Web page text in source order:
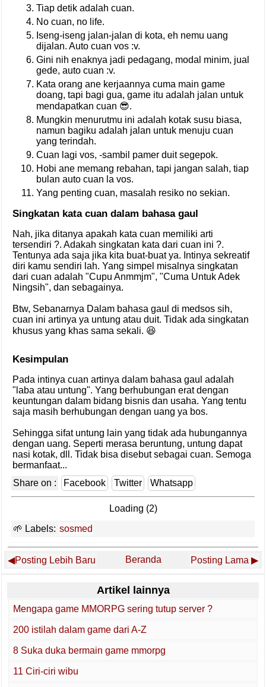
Tiap detik adalah cuan.
No cuan, no life.
Iseng-iseng jalan-jalan di kota, eh nemu uang
dijalan. Auto cuan vos :v.
Gini nih enaknya jadi pedagang, modal minim, jual
gede, auto cuan :v.
Kata orang ane kerjaannya cuma main game
doang, tapi bagi gua, game itu adalah jalan untuk
mendapatkan cuan 😎.
Mungkin menurutmu ini adalah kotak susu biasa,
namun bagiku adalah jalan untuk menuju cuan
yang terindah.
Cuan lagi vos, -sambil pamer duit segepok.
Hobi ane memang rebahan, tapi jangan salah, tiap
bulan auto cuan la vos.
Yang penting cuan, masalah resiko no sekian.
Singkatan kata cuan dalam bahasa gaul
Nah, jika ditanya apakah kata cuan memiliki arti
tersendiri ?. Adakah singkatan kata dari cuan ini ?.
Tentunya ada saja jika kita buat-buat ya. Intinya sekreatif
diri kamu sendiri lah. Yang simpel misalnya singkatan
dari cuan adalah "Cupu Anmmjm", "Cuma Untuk Adek
Ningsih", dan sebagainya.
Btw, Sebanarnya Dalam bahasa gaul di medsos sih,
cuan ini artinya ya untung atau duit. Tidak ada singkatan
khusus yang khas sama sekali. 😆
Kesimpulan
Pada intinya cuan artinya dalam bahasa gaul adalah
"laba atau untung". Yang berhubungan erat dengan
keuntungan dalam bidang bisnis dan usaha. Yang tentu
saja masih berhubungan dengan uang ya bos.
Sehingga sifat untung lain yang tidak ada hubungannya
dengan uang. Seperti merasa beruntung, untung dapat
nasi kotak, dll. Tidak bisa disebut sebagai cuan. Semoga
bermanfaat...
Share on :
Facebook Twitter Whatsapp
Loading (1)
Labels: sosmed
Posting Lebih Baru Posting Lama
Beranda
Artikel lainnya
Mengapa game MMORPG sering tutup server ?
200 istilah dalam game dari A-Z
8 Suka duka bermain game mmorpg
11 Ciri-ciri wibu